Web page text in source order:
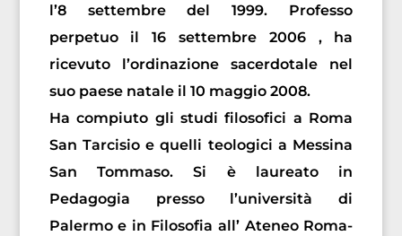
l’8 settembre del 1999. Professo
perpetuo il 16 settembre 2006 , ha
ricevuto l’ordinazione sacerdotale nel
suo paese natale il 10 maggio 2008.
Ha compiuto gli studi filosofici a Roma
San Tarcisio e quelli teologici a Messina
San Tommaso. Si è laureato in
Pedagogia presso l’università di
Palermo e in Filosofia all’ Ateneo Roma-